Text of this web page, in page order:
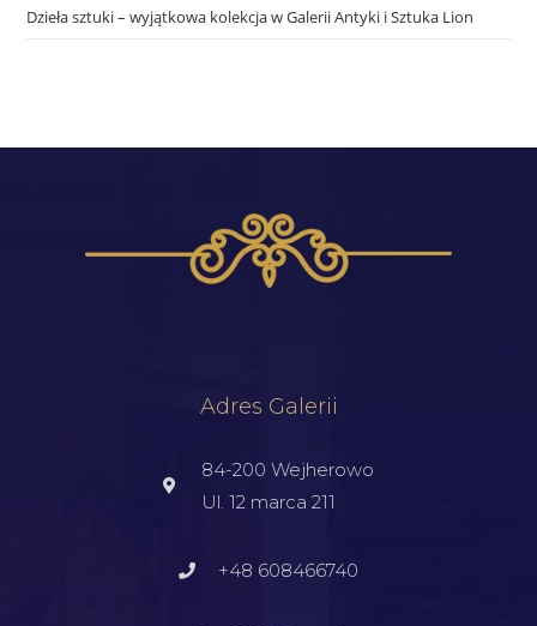
Dzieła sztuki – wyjątkowa kolekcja w Galerii Antyki i Sztuka Lion
Adres Galerii
84-200 Wejherowo
Ul. 12 marca 211
+48 608466740